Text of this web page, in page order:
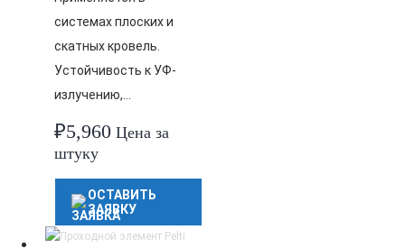
системах плоских и
скатных кровель.
Устойчивость к УФ-
излучению,…
₽5,960 Цена за
штуку
ОСТАВИТЬ
ЗАЯВКУ